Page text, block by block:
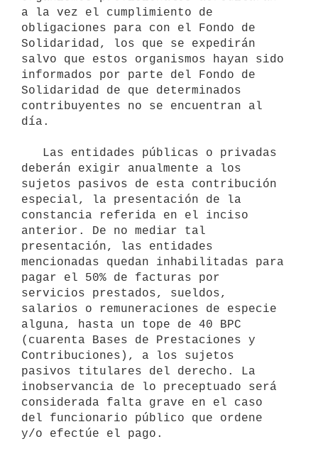
a la vez el cumplimiento de
obligaciones para con el Fondo de
Solidaridad, los que se expedirán
salvo que estos organismos hayan sido
informados por parte del Fondo de
Solidaridad de que determinados
contribuyentes no se encuentran al
día.
deberán exigir anualmente a los
sujetos pasivos de esta contribución
especial, la presentación de la
constancia referida en el inciso
anterior. De no mediar tal
presentación, las entidades
mencionadas quedan inhabilitadas para
pagar el 50% de facturas por
servicios prestados, sueldos,
salarios o remuneraciones de especie
alguna, hasta un tope de 40 BPC
(cuarenta Bases de Prestaciones y
Contribuciones), a los sujetos
pasivos titulares del derecho. La
inobservancia de lo preceptuado será
considerada falta grave en el caso
del funcionario público que ordene
y/o efectúe el pago.